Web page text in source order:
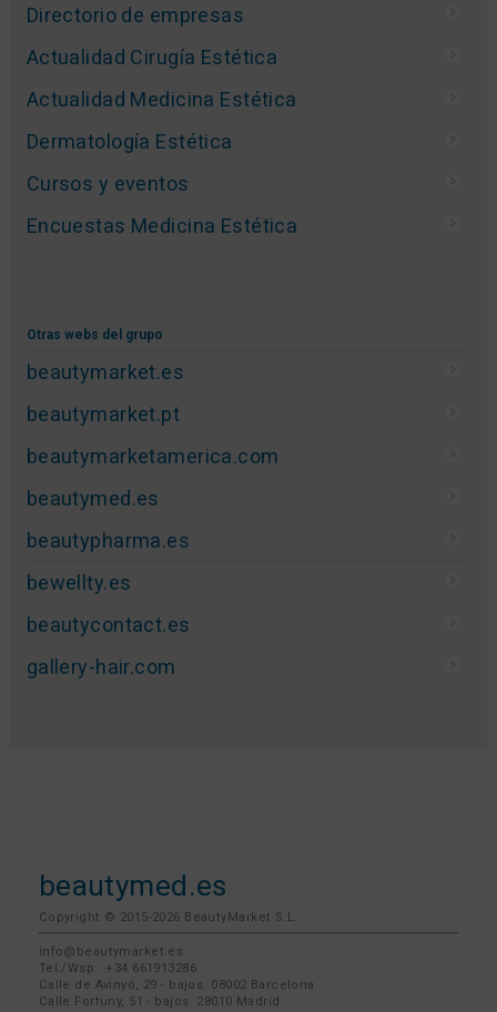
Directorio de empresas
Actualidad Cirugía Estética
Actualidad Medicina Estética
Dermatología Estética
Cursos y eventos
Encuestas Medicina Estética
Otras webs del grupo
beautymarket.es
beautymarket.pt
beautymarketamerica.com
beautymed.es
beautypharma.es
bewellty.es
beautycontact.es
gallery-hair.com
beautymed.es
Copyright © 2015-2026 BeautyMarket S.L.
info@beautymarket.es
Tel./Wsp.: +34 661913286
Calle de Avinyó, 29 - bajos. 08002 Barcelona
Calle Fortuny, 51 - bajos. 28010 Madrid